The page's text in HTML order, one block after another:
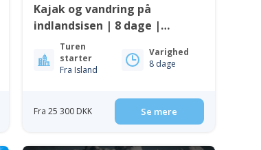
Kajak og vandring på
indlandsisen | 8 dage |
Sydgrønland
Turen
starter
Fra Island
Varighed
8 dage
Fra 25 300 DKK Se mere